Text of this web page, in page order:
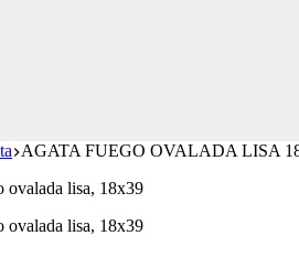
AGATA FUEGO OVALADA LISA